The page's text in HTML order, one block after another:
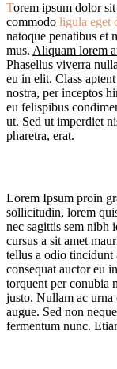
Torem ipsum dolor
commodo ligula eget
natoque penatibus et
mus. Aliquam lorem
Phasellus viverra
eu in elit. Class
nostra, per inceptos
eu felispibus
ut. Sed ut imperdiet
pharetra, erat.
Lorem Ipsum proin
sollicitudin, lorem
nec sagittis sem nibh
cursus a sit amet
tellus a odio tincidunt
consequat auctor eu
torquent per conubia
justo. Nullam ac urna
augue. Sed non
fermentum nunc.